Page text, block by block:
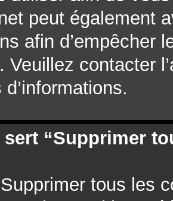
peut également
afin d’empêcher
Veuillez contacter
“Supprimer
tous les